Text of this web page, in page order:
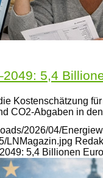
5,4
Kostenschätzung
CO2-Abgaben in
2026/04/
LNMagazin.jpg
5,4 Billionen